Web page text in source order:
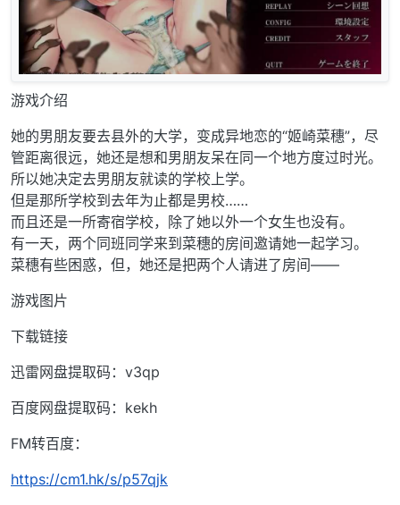
游戏介绍
她的男朋友要去县外的大学，变成异地恋的“姬崎菜穗”，尽
管距离很远，她还是想和男朋友呆在同一个地方度过时光。
所以她决定去男朋友就读的学校上学。
但是那所学校到去年为止都是男校……
而且还是一所寄宿学校，除了她以外一个女生也没有。
有一天，两个同班同学来到菜穗的房间邀请她一起学习。
菜穗有些困惑，但，她还是把两个人请进了房间——
游戏图片
下载链接
迅雷网盘提取码：v3qp
百度网盘提取码：kekh
FM转百度：
https://cm1.hk/s/p57qjk